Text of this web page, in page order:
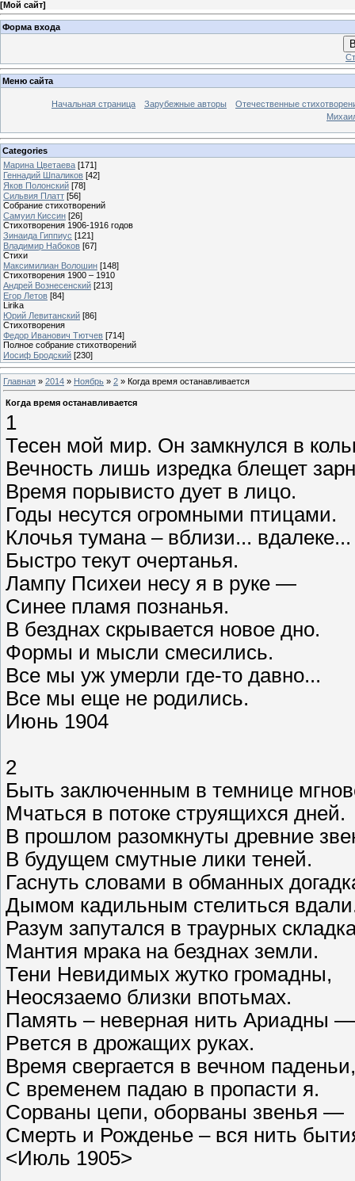
[Мой сайт]
Форма входа
Меню сайта
Начальная страница Зарубежные авторы
Отечественные
Categories
Марина Цветаева [171]
Геннадий Шпаликов [42]
Яков Полонский [78]
Сильвия Платт [56]
Собрание стихотворений
Самуил Киссин [26]
Стихотворения 1906-1916 годов
Зинаида Гиппиус [121]
Владимир Набоков [67]
Стихи
Максимилиан Волошин [148]
Стихотворения 1900 – 1910
Андрей Вознесенский [213]
Егор Летов [84]
Lirika
Юрий Левитанский [86]
Стихотворения
Федор Иванович Тютчев [714]
Полное собрание стихотворений
Иосиф Бродский [230]
Главная » 2014 » Ноябрь » 2 » Когда время останавливается
Когда время останавливается
1
Тесен мой мир. Он замкнулся в
Вечность лишь изредка блещет
Время порывисто дует в лицо.
Годы несутся огромными птицами.
Клочья тумана – вблизи... вдалеке...
Быстро текут очертанья.
Лампу Психеи несу я в руке —
Синее пламя познанья.
В безднах скрывается новое дно.
Формы и мысли смесились.
Все мы уж умерли где-то давно...
Все мы еще не родились.
Июнь 1904
2
Быть заключенным в темнице
Мчаться в потоке струящихся дней.
В прошлом разомкнуты древние
В будущем смутные лики теней.
Гаснуть словами в обманных
Дымом кадильным стелиться
Разум запутался в траурных
Мантия мрака на безднах земли.
Тени Невидимых жутко громадны,
Неосязаемо близки впотьмах.
Память – неверная нить Ариадны —
Рвется в дрожащих руках.
Время свергается в вечном паденьи,
С временем падаю в пропасти я.
Сорваны цепи, оборваны звенья —
Смерть и Рожденье – вся нить
<Июль 1905>